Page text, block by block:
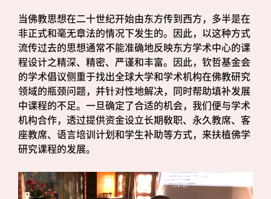
当佛教思想在二十世纪开始由东方传到西方，多半是在
非正式和毫无章法的情况下发生的。因此，以这种方式
流传过去的思想通常不能准确地反映东方学术中心的课
程设计之精深、精密、严谨和丰富。因此，钦哲基金会
的学术倡议侧重于找出全球大学和学术机构在佛教研究
领域的瓶颈问题，并针对性地解决，同时帮助填补发展
中课程的不足。一旦确定了合适的机会，我们便与学术
机构合作，透过提供资金设立长期敎职、永久教席、客
座教席、语言培训计划和学生补助等方式，来扶植佛学
研究课程的发展。